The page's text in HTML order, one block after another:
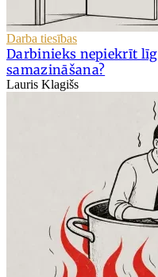
Darba tiesības
Darbinieks nepiekrīt
samazināšana?
Lauris Klagišs